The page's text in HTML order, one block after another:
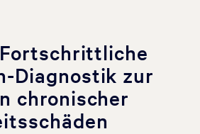
Diagnostik zur
chronischer